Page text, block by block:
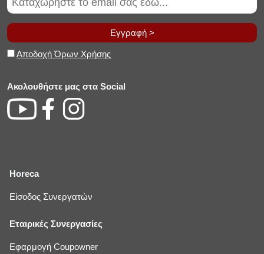
Εγγραφή >
Αποδοχή Όρων Χρήσης
Ακολουθήστε μας στα Social
Horeca
Είσοδος Συνεργατών
Εταιρικές Συνεργασίες
Εφαρμογή Coupowner